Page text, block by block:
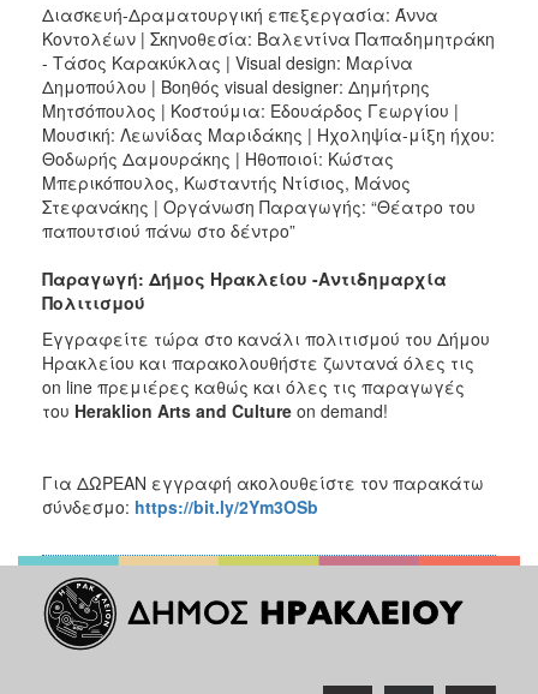
Διασκευή-Δραματουργική επεξεργασία: Άννα
Κοντολέων | Σκηνοθεσία: Βαλεντίνα Παπαδημητράκη
- Τάσος Καρακύκλας | Visual design: Μαρίνα
Δημοπούλου | Βοηθός visual designer: Δημήτρης
Μητσόπουλος | Κοστούμια: Εδουάρδος Γεωργίου |
Μουσική: Λεωνίδας Μαριδάκης | Ηχοληψία-μίξη ήχου:
Θοδωρής Δαμουράκης | Ηθοποιοί: Κώστας
Μπερικόπουλος, Κωσταντής Ντίσιος, Μάνος
Στεφανάκης | Οργάνωση Παραγωγής: “Θέατρο του
παπουτσιού πάνω στο δέντρο”
Παραγωγή: Δήμος Ηρακλείου -Αντιδημαρχία
Πολιτισμού
Εγγραφείτε τώρα στο κανάλι πολιτισμού του Δήμου
Ηρακλείου και παρακολουθήστε ζωντανά όλες τις
on line πρεμιέρες καθώς και όλες τις παραγωγές
του Heraklion Arts and Culture on demand!
Για ΔΩΡΕΑΝ εγγραφή ακολουθείστε τον παρακάτω
σύνδεσμο: https://bit.ly/2Ym3OSb